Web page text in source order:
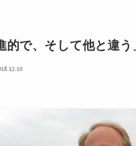
的で、そして他と違